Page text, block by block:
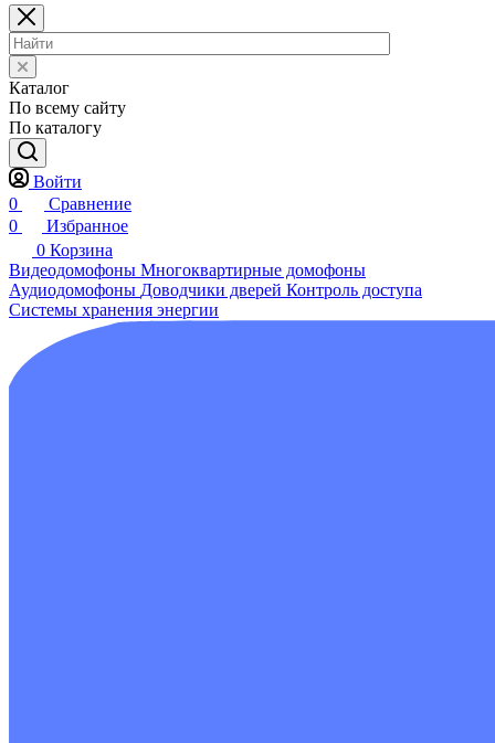
Каталог
По всему сайту
По каталогу
Войти
0
Сравнение
0
Избранное
0 Корзина
Видеодомофоны Многоквартирные домофоны
Аудиодомофоны Доводчики дверей Контроль доступа
Системы хранения энергии